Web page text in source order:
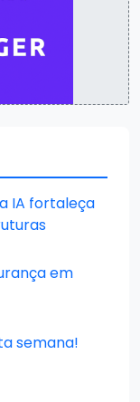
IA fortaleça
em
semana!